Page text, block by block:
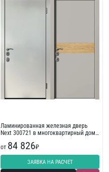
Ламинированная железная дверь
Next 300721 в многоквартирный дом
от 84 826₽
ЗАЯВКА НА РАСЧЕТ